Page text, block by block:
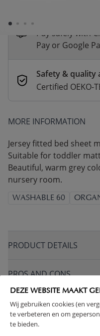
DEZE WEBSITE MAAKT
Wij gebruiken cookies (en
te verbeteren en om
te bieden.
Pay safely with
Pay or Google
Safety & quality
Certified OEKO-
MORE INFORMATION
Jersey fitted bed sheet
Suitable for toddler
Beautiful, warm grey
nursery room.
WASHABLE 60
PRODUCT DETAILS
PROS AND CONS
RETURNS